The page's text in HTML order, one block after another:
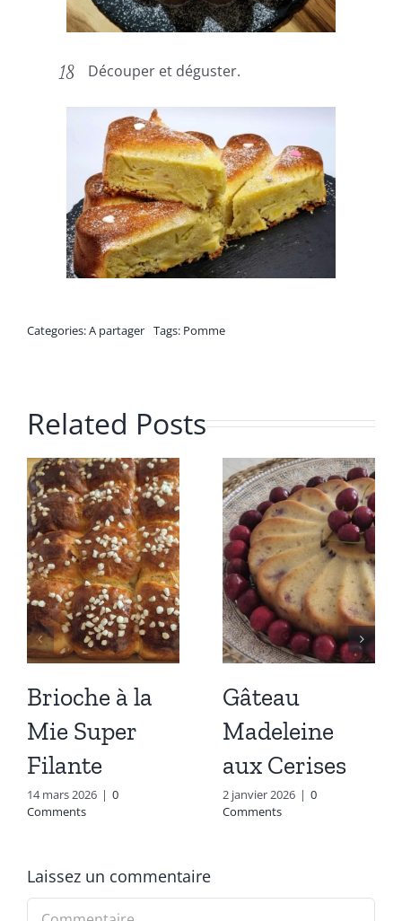
Découper et déguster.
Categories:A partager Tags: Pomme
Related Posts
Brioche à la
Mie Super
Filante
14 mars 2026 | 0
Comments
Gâteau
Madeleine
aux Cerises
2 janvier 2026 | 0
Comments
Laissez un commentaire
Commentaire